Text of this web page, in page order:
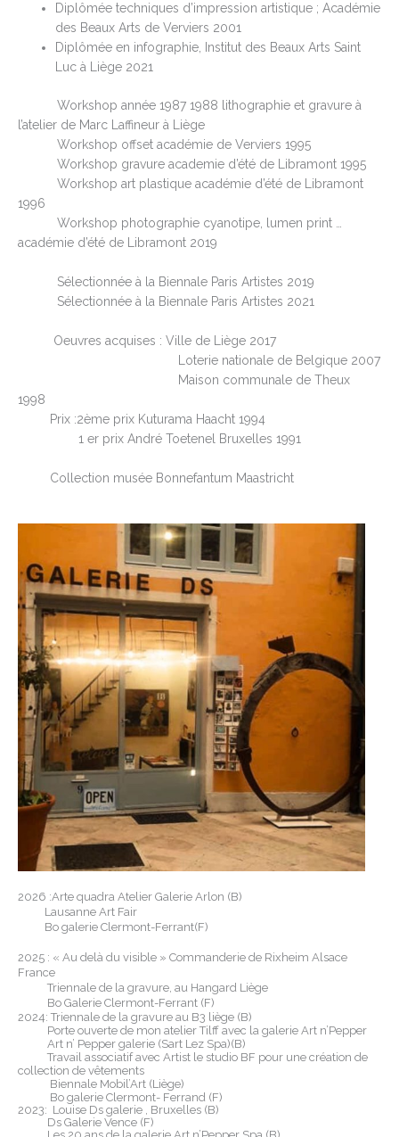
Diplômée techniques d’impression artistique ; Académie
des Beaux Arts de Verviers 2001
Diplômée en infographie, Institut des Beaux Arts Saint
Luc à
Liège 2021
Workshop année 1987 1988 lithographie et gravure à
l’atelier de Marc Laffineur à Liège
Workshop offset académie de Verviers 1995
Workshop gravure academie d’été de Libramont 1995
Workshop art plastique académie d’été de Libramont
1996
Workshop photographie cyanotipe, lumen print …
académie d’été de Libramont 2019
Sélectionnée à la Biennale Paris Artistes 2019
Sélectionnée à la Biennale Paris Artistes 2021
Oeuvres acquises : Ville de Liège 2017
Loterie nationale de Belgique 2007
Maison communale de Theux
1998
Prix :2ème prix Kuturama Haacht 1994
1 er prix André Toetenel Bruxelles 1991
Collection musée Bonnefantum Maastricht
2026 :Arte quadra Atelier Galerie Arlon (B)
Lausanne Art Fair
Bo galerie Clermont-Ferrant(F)
2025 : « Au delà du visible » Commanderie de Rixheim Alsace
France
Triennale de la gravure, au Hangard Liège
Bo Galerie Clermont-Ferrant (F)
2024: Triennale de la gravure au B3 liège (B)
Porte ouverte de mon atelier Tilff avec la galerie Art n’Pepper
Art n’ Pepper galerie (Sart Lez Spa)(B)
Travail associatif avec Artist le studio BF pour une création de
collection de vêtements
Biennale Mobil’Art (Liège)
Bo galerie Clermont- Ferrand (F)
2023: Louise Ds galerie , Bruxelles (B)
Ds Galerie Vence (F)